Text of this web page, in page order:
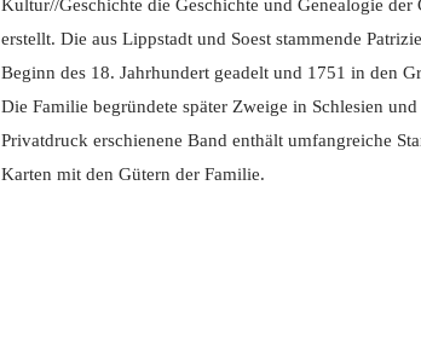
Kultur//Geschichte die Geschichte und Genealogie der
erstellt. Die aus Lippstadt und Soest stammende
Beginn des 18. Jahrhundert geadelt und 1751 in den
Die Familie begründete später Zweige in Schlesien
Privatdruck erschienene Band enthält umfangreiche
Karten mit den Gütern der Familie.